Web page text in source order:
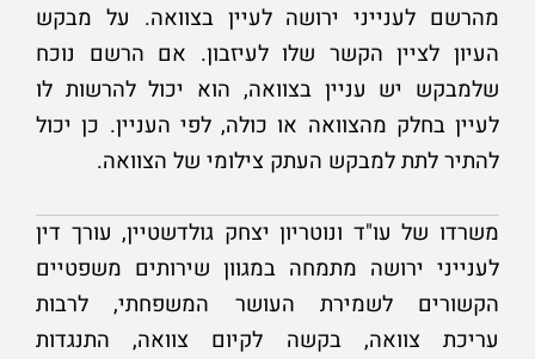
מהרשם לענייני ירושה לעיין בצוואה. על מבקש
העיון לציין הקשר שלו לעיזבון. אם הרשם נוכח
שלמבקש יש עניין בצוואה, הוא יכול להרשות לו
לעיין בחלק מהצוואה או כולה, לפי העניין. כן יכול
להתיר לתת למבקש העתק צילומי של הצוואה.
משרדו של עו"ד ונוטריון יצחק גולדשטיין, עורך דין
לענייני ירושה מתמחה במגוון שירותים משפטיים
הקשורים לשמירת העושר המשפחתי, לרבות
עריכת צוואה, בקשה לקיום צוואה, התנגדות